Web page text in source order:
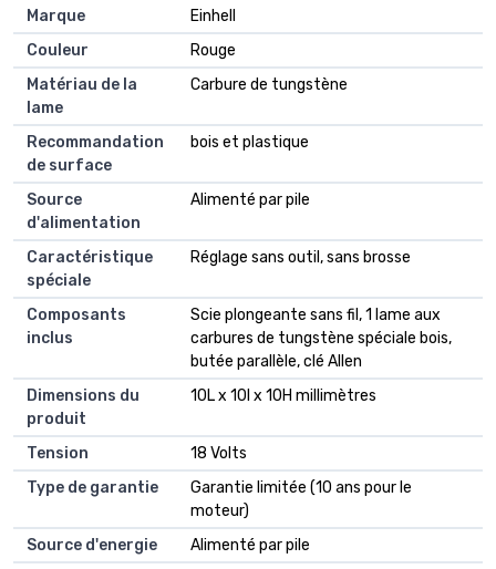
Marque
Einhell
Couleur
Rouge
Matériau de la
lame
Carbure de tungstène
Recommandation
de surface
bois et plastique
Source
d'alimentation
Alimenté par pile
Caractéristique
spéciale
Réglage sans outil, sans brosse
Composants
inclus
Scie plongeante sans fil, 1 lame aux
carbures de tungstène spéciale bois,
butée parallèle, clé Allen
Dimensions du
produit
10L x 10l x 10H millimètres
Tension
18 Volts
Type de garantie
Garantie limitée (10 ans pour le
moteur)
Source d'energie
Alimenté par pile